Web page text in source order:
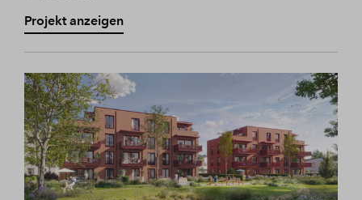
Projekt anzeigen